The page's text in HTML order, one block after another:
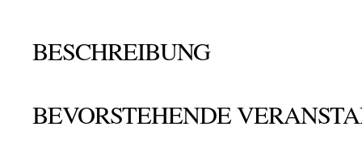
BESCHREIBUNG
BEVORSTEHENDE